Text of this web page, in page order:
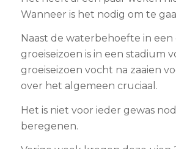
Wanneer is het nodig om te
Naast de waterbehoefte in een
groeiseizoen is in een stadium
groeiseizoen vocht na zaaien
over het algemeen cruciaal.
Het is niet voor ieder gewas
beregenen.